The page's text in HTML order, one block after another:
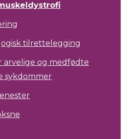
tilrettelegging
arvelige og medfødte
sykdommer